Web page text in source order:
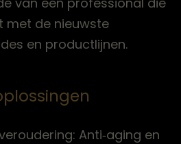
de nieuwste
en productlijnen.
Anti‑aging en